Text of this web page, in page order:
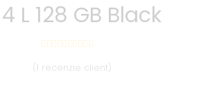
L 128 GB Black
(1 recenzie client)